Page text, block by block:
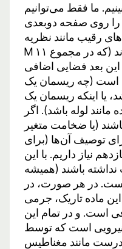
ما فقط می‌توانیم
روی صفحه دوبعدی
رقیب مانند نظریه
M یک بعد فضایی اضافی دارند (که در مجموع ۱۱
این بعد فضایی اضافی
است (چه ریسمان یک
یا اینکه ریسمان یک
لوله باشد). اگر
(یا ضخامت متغیر
توصیف آن‌ها (برای
نیاز داریم. با این
باشند (همیشه
در هر صورت، در
ماده تاریک، جرمی
است. و در تمام این
است که توسط
مانند مغناطیس